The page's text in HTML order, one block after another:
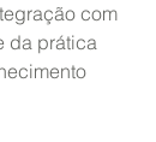
com
da prática